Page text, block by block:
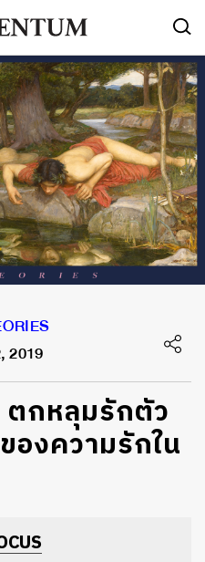
2019
กหลุมรักตัว
องความรักใน